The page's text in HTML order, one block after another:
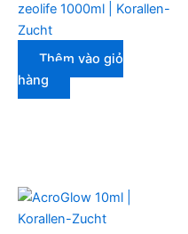
zeolife 1000ml | Korallen-
Zucht
Thêm vào giỏ
hàng